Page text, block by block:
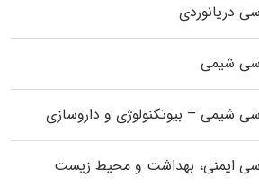
دریانوردی
شیمی
شیمی – بیوتکنولوژی و داروسازی
ایمنی، بهداشت و محیط زیست